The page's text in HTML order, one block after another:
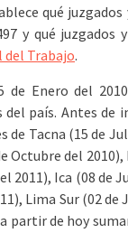
qué
y qué
del Trabajo.
de Enero del
país. Antes de
Tacna (15 de
del
2011), Ica (08 de
Lima Sur (02
partir de hoy